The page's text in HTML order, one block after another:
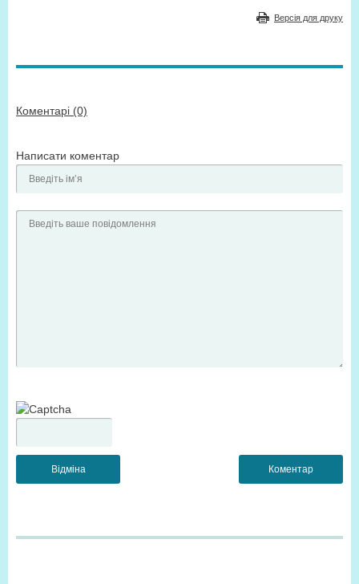
Версія для друку
Коментарі (0)
Написати коментар